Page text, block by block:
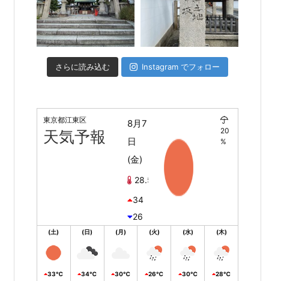
さらに読み込む Instagram でフォロー
東京都江東区
天気予報
8月7
日
(金)
28.5℃
34
26
20
%
(土)
33℃
(日)
34℃
(月)
30℃
(火)
26℃
(水)
30℃
(木)
28℃